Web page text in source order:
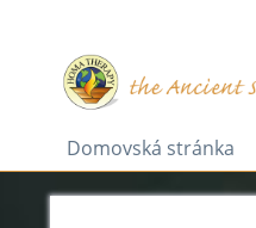
Domovská stránka